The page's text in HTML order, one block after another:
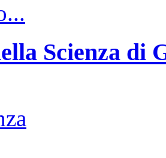
Scienza di